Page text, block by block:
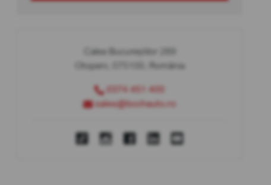
Calea Bucureștilor 289
Otopeni, 075100, România
0374 451 400
sales@bcchauto.ro